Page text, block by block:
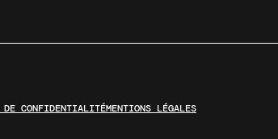
CONFIDENTIALITÉMENTIONS LÉGALES